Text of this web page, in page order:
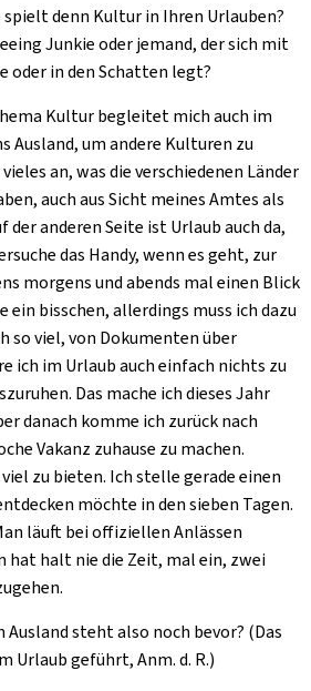
spielt denn Kultur in Ihren Urlauben?
Junkie oder jemand, der sich mit
oder in den Schatten legt?
Kultur begleitet mich auch im
Ausland, um andere Kulturen zu
an, was die verschiedenen Länder
auch aus Sicht meines Amtes als
anderen Seite ist Urlaub auch da,
das Handy, wenn es geht, zur
morgens und abends mal einen Blick
ein bisschen, allerdings muss ich dazu
so viel, von Dokumenten über
ich im Urlaub auch einfach nichts zu
Das mache ich dieses Jahr
danach komme ich zurück nach
Vakanz zuhause zu machen.
zu bieten. Ich stelle gerade einen
möchte in den sieben Tagen.
läuft bei offiziellen Anlässen
hat halt nie die Zeit, mal ein, zwei
Ausland steht also noch bevor? (Das
Urlaub geführt, Anm. d. R.)